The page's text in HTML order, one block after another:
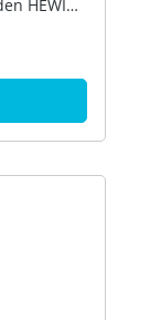
HEWI
und